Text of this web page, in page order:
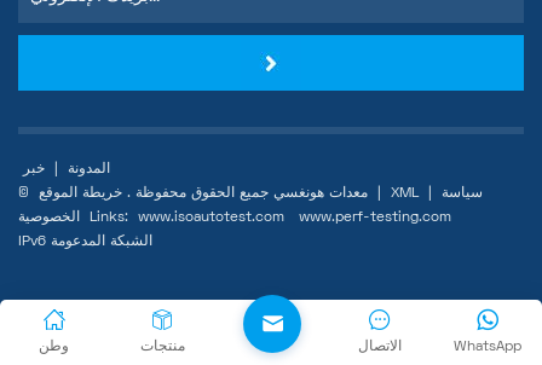
المدونة
خبر
© معدات هونغسي جميع الحقوق محفوظة .
XML
سياسة
الخصوصية
Links: www.isoautotest.com
www.perf-testing.com
IPv6 الشبكة المدعومة
وطن منتجات WhatsApp الاتصال